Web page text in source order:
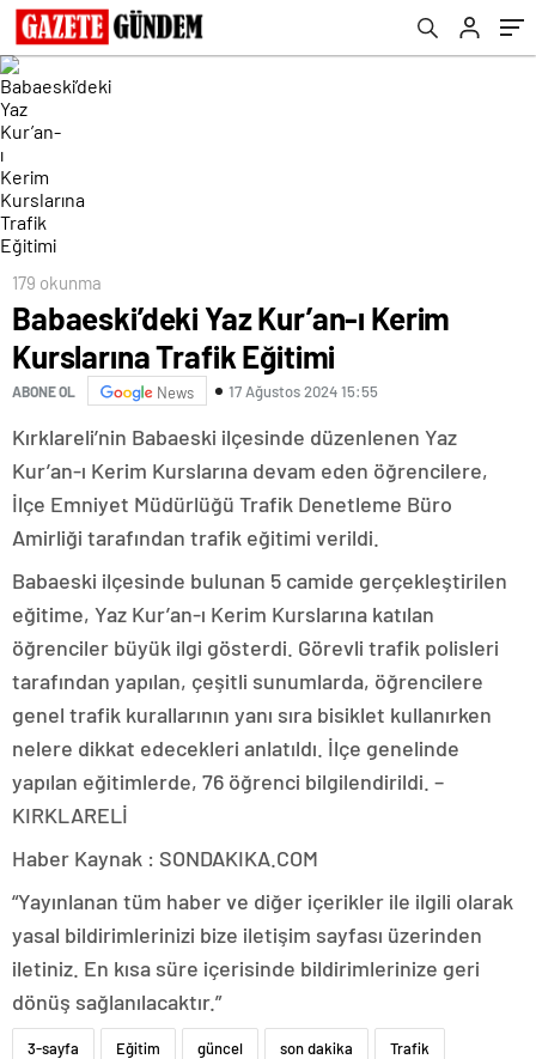
179 okunma
Babaeski’deki Yaz Kur’an-ı Kerim
Kurslarına Trafik Eğitimi
ABONE OL News 17 Ağustos 2024 15:55
Kırklareli’nin Babaeski ilçesinde düzenlenen Yaz
Kur’an-ı Kerim Kurslarına devam eden öğrencilere,
İlçe Emniyet Müdürlüğü Trafik Denetleme Büro
Amirliği tarafından trafik eğitimi verildi.
Babaeski ilçesinde bulunan 5 camide gerçekleştirilen
eğitime, Yaz Kur’an-ı Kerim Kurslarına katılan
öğrenciler büyük ilgi gösterdi. Görevli trafik polisleri
tarafından yapılan, çeşitli sunumlarda, öğrencilere
genel trafik kurallarının yanı sıra bisiklet kullanırken
nelere dikkat edecekleri anlatıldı. İlçe genelinde
yapılan eğitimlerde, 76 öğrenci bilgilendirildi. –
KIRKLARELİ
Haber Kaynak : SONDAKIKA.COM
“Yayınlanan tüm haber ve diğer içerikler ile ilgili olarak
yasal bildirimlerinizi bize iletişim sayfası üzerinden
iletiniz. En kısa süre içerisinde bildirimlerinize geri
dönüş sağlanılacaktır.”
3-sayfa Eğitim güncel son dakika Trafik